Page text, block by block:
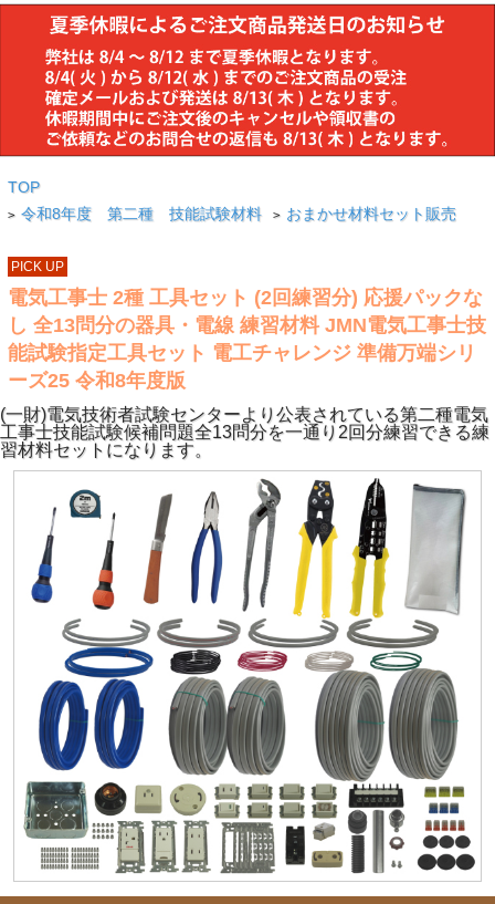
TOP
> 令和8年度 第二種 技能試験材料 > おまかせ材料セット販売
PICK UP
電気工事士 2種 工具セット (2回練習分) 応援パックな
し 全13問分の器具・電線 練習材料 JMN電気工事士技
能試験指定工具セット 電工チャレンジ 準備万端シリ
ーズ25 令和8年度版
(一財)電気技術者試験センターより公表されている第二種電気
工事士技能試験候補問題全13問分を一通り2回分練習できる練
習材料セットになります。